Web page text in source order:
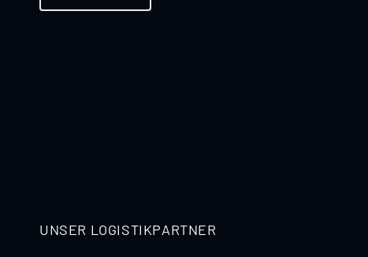
UNSER LOGISTIKPARTNER